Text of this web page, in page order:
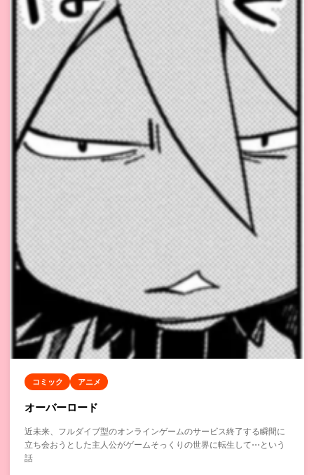
コミック アニメ
オーバーロード
近未来、フルダイブ型のオンラインゲームのサービス終了する瞬間に
立ち会おうとした主人公がゲームそっくりの世界に転生して⋯という
話